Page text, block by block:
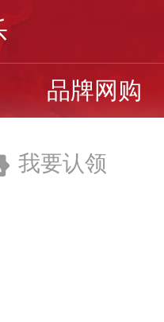
品牌网购
我要认领